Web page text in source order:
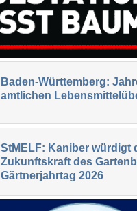
Baden-Württemberg:
amtlichen
StMELF: Kaniber würdigt
Zukunftskraft des
Gärtnerjahrtag 2026